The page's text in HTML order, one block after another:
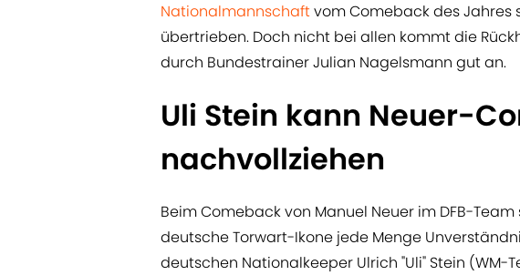
Nationalmannschaftvom Comeback des Jahres
übertrieben. Doch nicht bei allen kommt die
durch Bundestrainer Julian Nagelsmann gut an.
Uli Stein kann Neuer-
nachvollziehen
Beim Comeback von Manuel Neuer im DFB-
deutsche Torwart-Ikone jede Menge
deutschen Nationalkeeper Ulrich "Uli" Stein (WM-